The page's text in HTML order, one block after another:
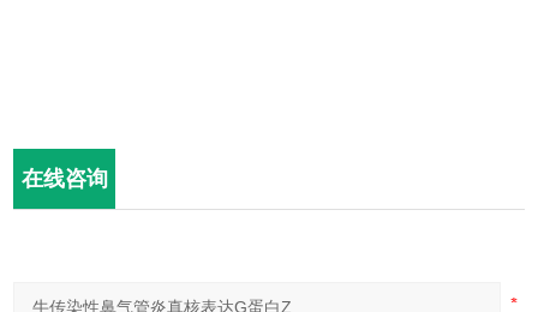
在线咨询